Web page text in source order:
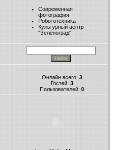
Современная
фотография
Робототехника
Культурный центр
"Зеленоград"
Онлайн всего: 3
Гостей: 3
Пользователей: 0